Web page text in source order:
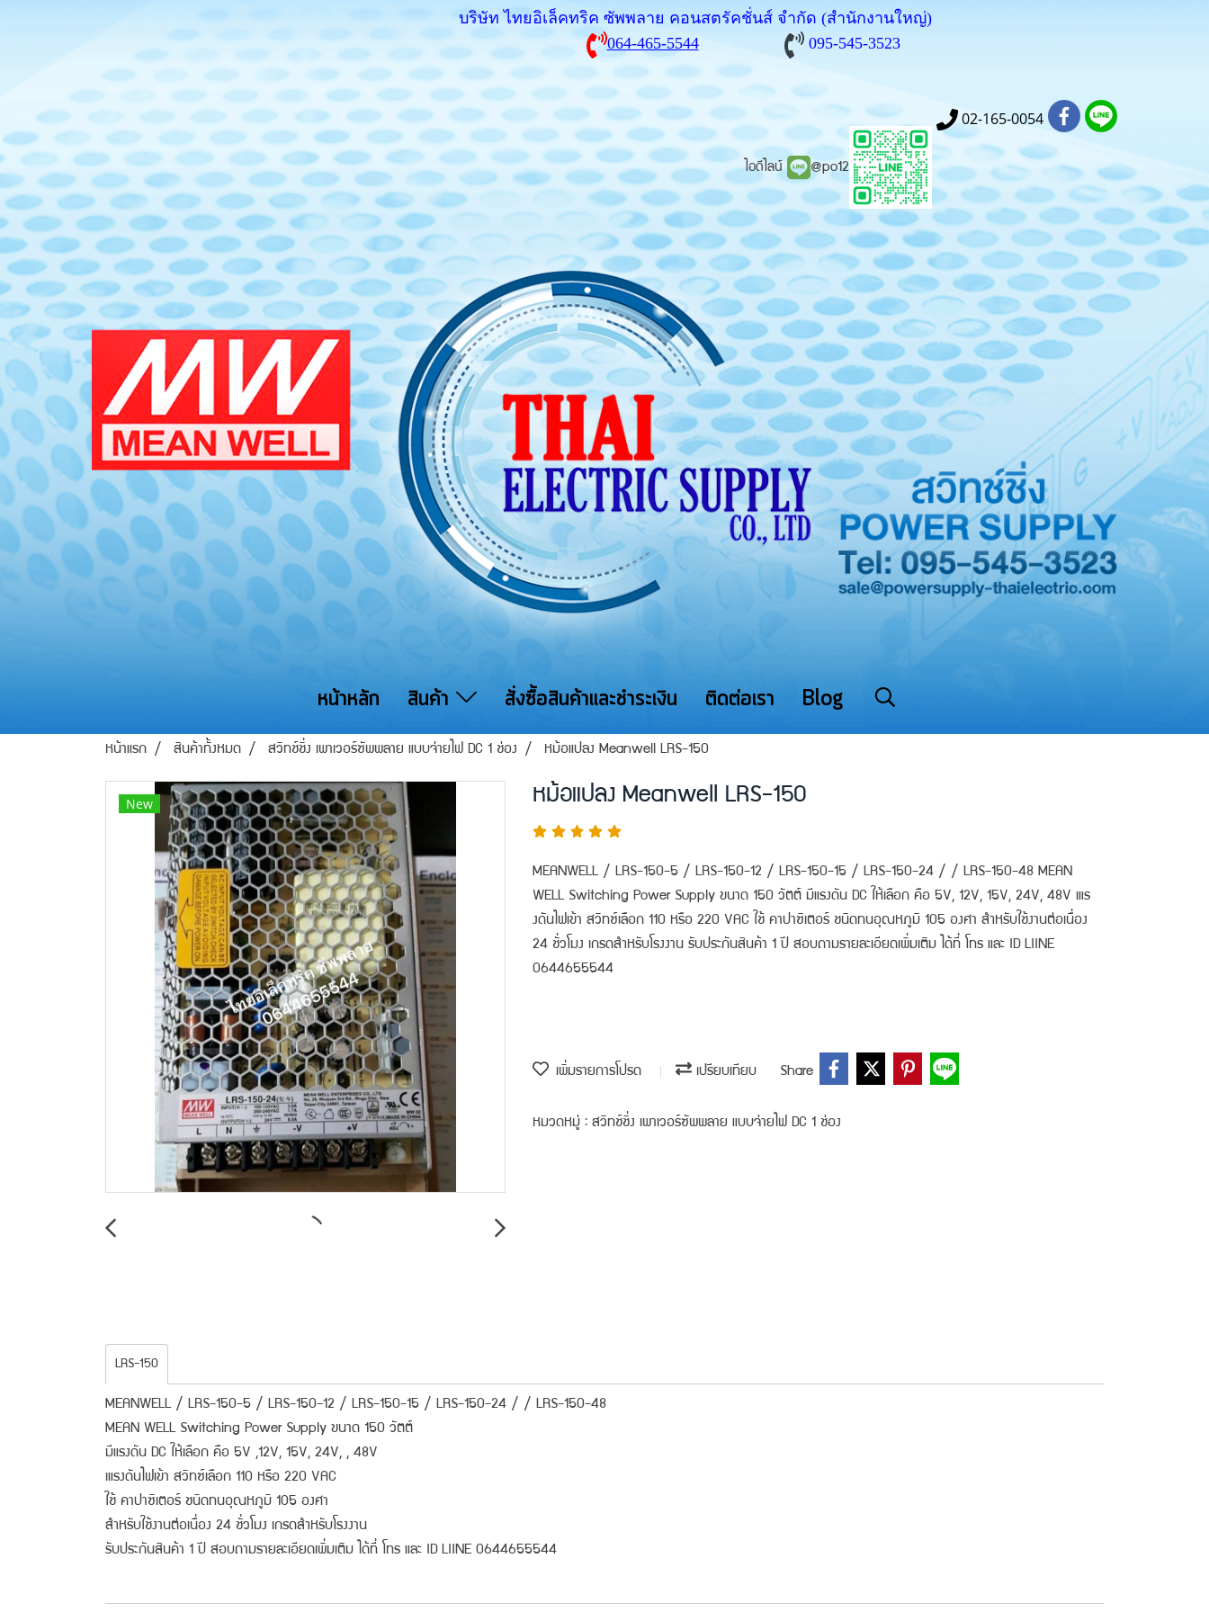
บริษัท ไทยอิเล็คทริค ซัพพลาย คอนสตรัคชั่นส์ จำกัด (สำนักงานใหญ่)
064-465-5544
095-545-3523
ไอดีไลน์ @po12
02-165-0054
หน้าหลัก สินค้า สั่งซื้อสินค้าและชำระเงิน ติดต่อเรา Blog
หน้าแรก สินค้าทั้งหมด สวิทช์ชิ่ง เพาเวอร์ซัพพลาย แบบจ่ายไฟ DC 1 ช่อง หม้อแปลง Meanwell LRS-150
New หม้อแปลง Meanwell LRS-150
MEANWELL / LRS-150-5 / LRS-150-12 / LRS-150-15 / LRS-150-24 / / LRS-150-48 MEAN
WELL Switching Power Supply ขนาด 150 วัตต์ มีแรงดัน DC ให้เลือก คือ 5V, 12V, 15V, 24V, 48V เแร
งดันไฟเข้า สวิทซ์เลือก 110 หรือ 220 VAC ใช้ คาปาซิเตอร์ ชนิดทนอุณหภูมิ 105 องศา สำหรับใช้งานต่อเนื่อง
24 ชั่วโมง เกรดสำหรับโรงงาน รับประกันสินค้า 1 ปี สอบถามรายละเอียดเพิ่มเติม ได้ที่ โทร และ ID LIINE
0644655544
เพิ่มรายการโปรด เปรียบเทียบ Share
หมวดหมู่ : สวิทช์ชิ่ง เพาเวอร์ซัพพลาย แบบจ่ายไฟ DC 1 ช่อง
LRS-150
MEANWELL / LRS-150-5 / LRS-150-12 / LRS-150-15 / LRS-150-24 / / LRS-150-48
MEAN WELL Switching Power Supply ขนาด 150 วัตต์
มีแรงดัน DC ให้เลือก คือ 5V ,12V, 15V, 24V, , 48V
เแรงดันไฟเข้า สวิทซ์เลือก 110 หรือ 220 VAC
ใช้ คาปาซิเตอร์ ชนิดทนอุณหภูมิ 105 องศา
สำหรับใช้งานต่อเนื่อง 24 ชั่วโมง เกรดสำหรับโรงงาน
รับประกันสินค้า 1 ปี สอบถามรายละเอียดเพิ่มเติม ได้ที่ โทร และ ID LIINE 0644655544